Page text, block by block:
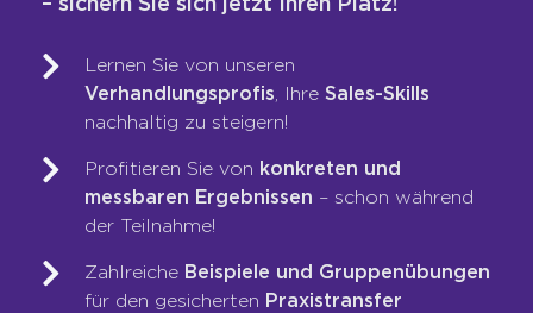
Führungskräfte:
Mut: Gute Führungskräfte sollten Mut
beweisen. Mut, wenn es darum geht,
unangenehme Themen anzusprechen.
Zuverlässigkeit: Für Ihre Mitarbeiter ist
es unabdingbar zu wissen, dass Sie
zuverlässig sind. Bauen Sie Vertrauen
auf, in dem Sie zu Ihren
Lernen Sie von unseren
Verhandlungsprofis , IhreSales-Skills
nachhaltig zu steigern!
Profitieren Sie von konkreten und
messbaren Ergebnissen – schon während
der Teilnahme!
Zahlreiche Beispiele und Gruppenübungen
für den gesicherten Praxistransfer